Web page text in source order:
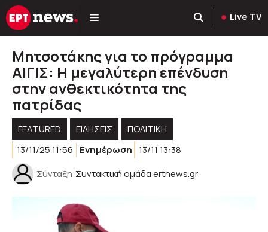
Μετάβαση
σε
Live TV
Μητσοτάκης για το πρόγραμμα
ΑΙΓΙΣ: Η μεγαλύτερη επένδυση
στην ανθεκτικότητα της
πατρίδας
FEATURED ΕΙΔΗΣΕΙΣ
ΠΟΛΙΤΙΚΉ
13/11/25 11:56
Ενημέρωση 13/11 13:38
Σύνταξη Συντακτική ομάδα ertnews.gr